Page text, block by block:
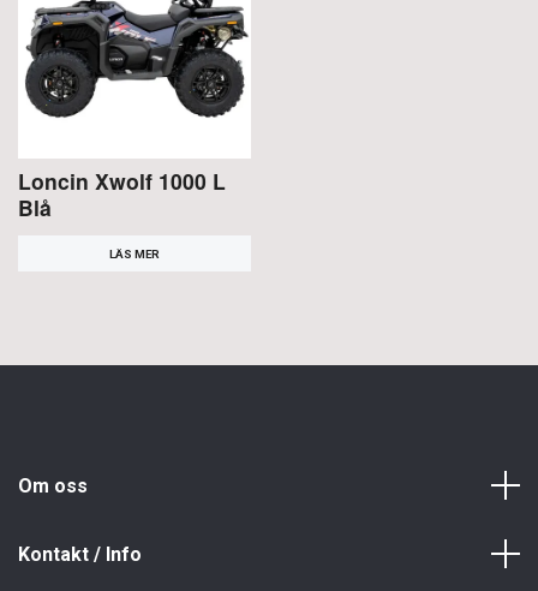
Loncin Xwolf 1000 L
Blå
LÄS MER
Om oss
Kontakt / Info